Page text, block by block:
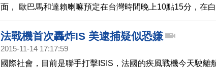
面， 歐巴馬和達賴喇嘛預定在台灣時間晚上10點15分，在
會面，對此，中共又搬出分裂說，向美方施壓。 而達賴喇
訪美行，已經在華盛頓發表演講，希望年輕人要努力應對世
問題。這次將是歐巴馬與達賴喇嘛在2014年之後，第二度會
法戰機首次轟炸IS 美逮捕疑似恐嫌
2015-11-14 17:17:59
國際社會，目前是聯手打擊ISIS，法國的疾風戰機今天駛離